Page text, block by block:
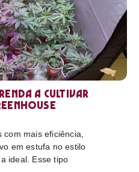
a cultivar
mais eficiência,
em estufa no estilo
ideal. Esse tipo